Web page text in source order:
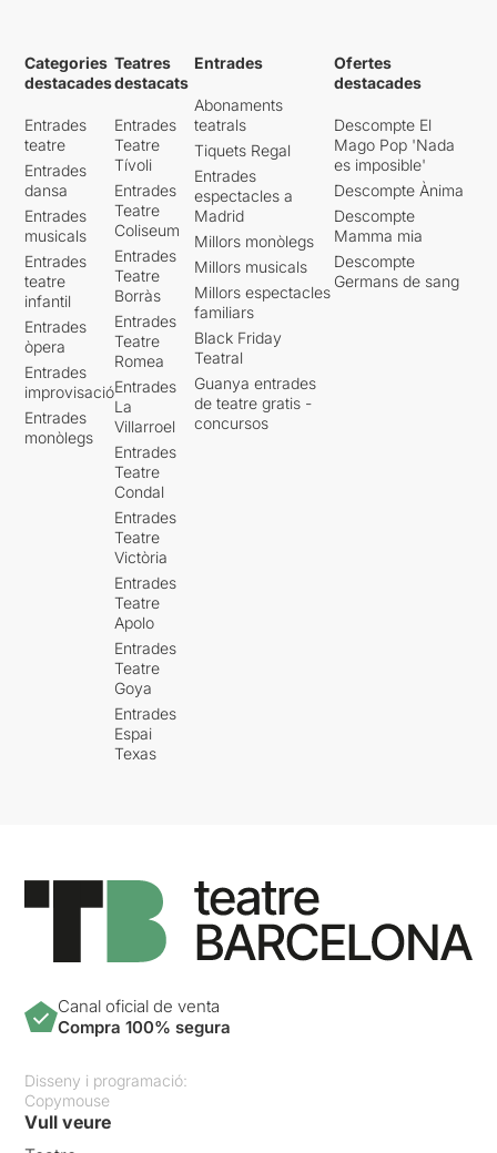
Categories
destacades
Entrades
teatre
Entrades
dansa
Entrades
musicals
Entrades
teatre
infantil
Entrades
òpera
Entrades
improvisació
Entrades
monòlegs
Teatres
destacats
Entrades
Teatre
Tívoli
Entrades
Teatre
Coliseum
Entrades
Teatre
Borràs
Entrades
Teatre
Romea
Entrades
La
Villarroel
Entrades
Teatre
Condal
Entrades
Teatre
Victòria
Entrades
Teatre
Apolo
Entrades
Teatre
Goya
Entrades
Espai
Texas
Entrades
Abonaments
teatrals
Tiquets Regal
Entrades
espectacles a
Madrid
Millors monòlegs
Millors musicals
Millors espectacles
familiars
Black Friday
Teatral
Guanya entrades
de teatre gratis -
concursos
Ofertes
destacades
Descompte El
Mago Pop 'Nada
es imposible'
Descompte Ànima
Descompte
Mamma mia
Descompte
Germans de sang
Canal oficial de venta
Compra 100% segura
Disseny i programació:
Copymouse
Vull veure